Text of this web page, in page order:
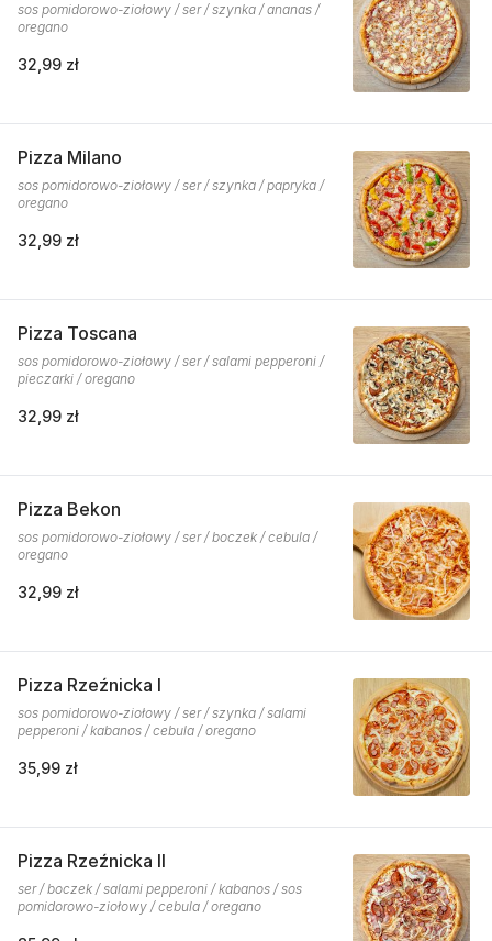
sos pomidorowo-ziołowy / ser / szynka / ananas /
oregano
32,99 zł
Pizza Milano
sos pomidorowo-ziołowy / ser / szynka / papryka /
oregano
32,99 zł
Pizza Toscana
sos pomidorowo-ziołowy / ser / salami pepperoni /
pieczarki / oregano
32,99 zł
Pizza Bekon
sos pomidorowo-ziołowy / ser / boczek / cebula /
oregano
32,99 zł
Pizza Rzeźnicka I
sos pomidorowo-ziołowy / ser / szynka / salami
pepperoni / kabanos / cebula / oregano
35,99 zł
Pizza Rzeźnicka II
ser / boczek / salami pepperoni / kabanos / sos
pomidorowo-ziołowy / cebula / oregano